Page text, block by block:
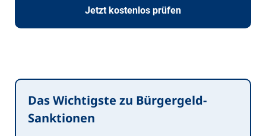
Jetzt kostenlos prüfen
Das Wichtigste zu Bürgergeld-
Sanktionen